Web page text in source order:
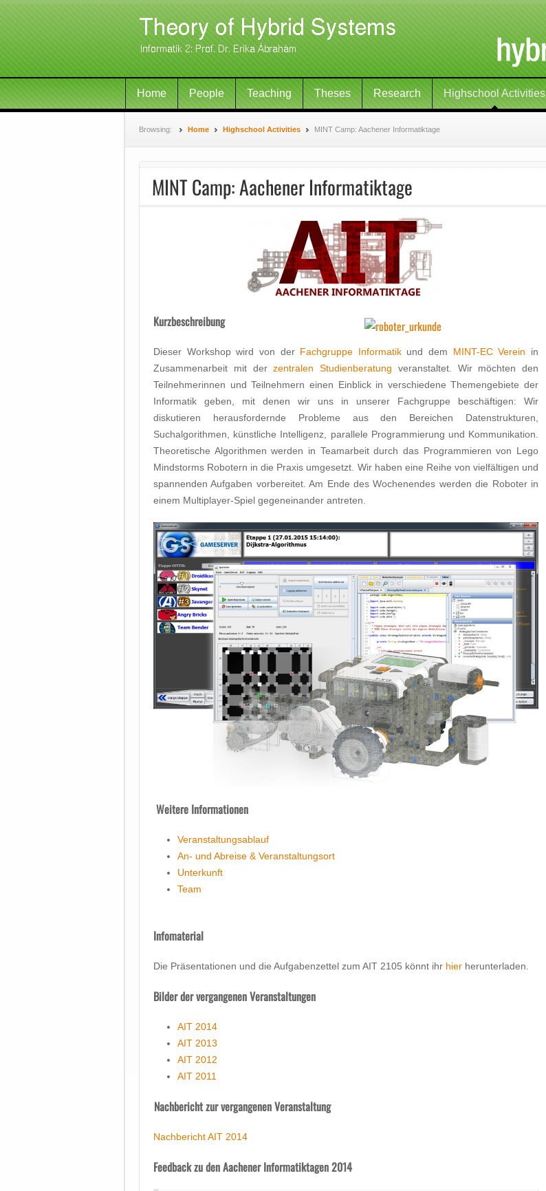
Home People Teaching Theses Research Highschool Activities
Browsing: Home Highschool Activities MINT Camp: Aachener Informatiktage
MINT Camp: Aachener Informatiktage
Kurzbeschreibung
Dieser Workshop wird von der Fachgruppe Informatikund dem MINT-EC Verein in
Zusammenarbeit mit derzentralen Studienberatung veranstaltet. Wir möchten den
Teilnehmerinnen und Teilnehmern einen Einblick in verschiedene Themengebiete der
Informatik geben, mit denen wir uns in unserer Fachgruppe beschäftigen: Wir
diskutieren herausfordernde Probleme aus den Bereichen Datenstrukturen,
Suchalgorithmen, künstliche Intelligenz, parallele Programmierung und Kommunikation.
Theoretische Algorithmen werden in Teamarbeit durch das Programmieren von Lego
Mindstorms Robotern in die Praxis umgesetzt. Wir haben eine Reihe von vielfältigen und
spannenden Aufgaben vorbereitet. Am Ende des Wochenendes werden die Roboter in
einem Multiplayer-Spiel gegeneinander antreten.
Weitere Informationen
Veranstaltungsablauf
An- und Abreise & Veranstaltungsort
Unterkunft
Team
Infomaterial
Die Präsentationen und die Aufgabenzettel zum AIT 2105 könnt ihr hier herunterladen.
Bilder der vergangenen Veranstaltungen
AIT 2014
AIT 2013
AIT 2012
AIT 2011
Nachbericht zur vergangenen Veranstaltung
Nachbericht AIT 2014
Feedback zu den Aachener Informatiktagen 2014